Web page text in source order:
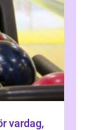
vardag,